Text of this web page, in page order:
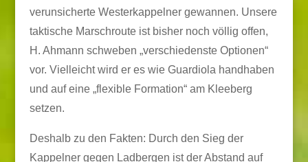
verunsicherte Westerkappelner gewannen. Unsere
taktische Marschroute ist bisher noch völlig offen,
H. Ahmann schweben „verschiedenste Optionen“
vor. Vielleicht wird er es wie Guardiola handhaben
und auf eine „flexible Formation“ am Kleeberg
setzen.
Deshalb zu den Fakten: Durch den Sieg der
Kappelner gegen Ladbergen ist der Abstand auf